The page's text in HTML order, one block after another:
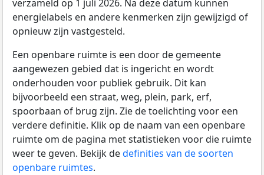
verzameld op 1 juli 2026. Na deze datum kunnen
energielabels en andere kenmerken zijn gewijzigd of
opnieuw zijn vastgesteld.
Een openbare ruimte is een door de gemeente
aangewezen gebied dat is ingericht en wordt
onderhouden voor publiek gebruik. Dit kan
bijvoorbeeld een straat, weg, plein, park, erf,
spoorbaan of brug zijn. Zie de toelichting voor een
verdere definitie. Klik op de naam van een openbare
ruimte om de pagina met statistieken voor die ruimte
weer te geven. Bekijk dedefinities van de soorten
openbare ruimtes.